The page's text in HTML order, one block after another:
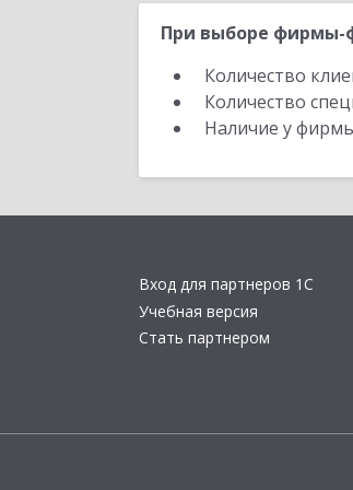
При выборе фирмы-
Количество
Количество
Наличие у фирмы
Вход для партнеров 1С
Учебная версия
Стать партнером